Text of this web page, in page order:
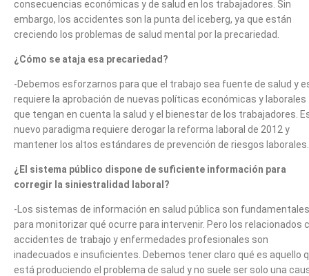
consecuencias económicas y de salud en los trabajadores. Sin
embargo, los accidentes son la punta del iceberg, ya que están
creciendo los problemas de salud mental por la precariedad.
¿Cómo se ataja esa precariedad?
-Debemos esforzarnos para que el trabajo sea fuente de salud y
requiere la aprobación de nuevas políticas económicas y laborales
que tengan en cuenta la salud y el bienestar de los trabajadores.
nuevo paradigma requiere derogar la reforma laboral de 2012 y
mantener los altos estándares de prevención de riesgos laborales.
¿El sistema público dispone de suficiente información para
corregir la siniestralidad laboral?
-Los sistemas de información en salud pública son fundamentales
para monitorizar qué ocurre para intervenir. Pero los relacionados
accidentes de trabajo y enfermedades profesionales son
inadecuados e insuficientes. Debemos tener claro qué es aquello
está produciendo el problema de salud y no suele ser solo una